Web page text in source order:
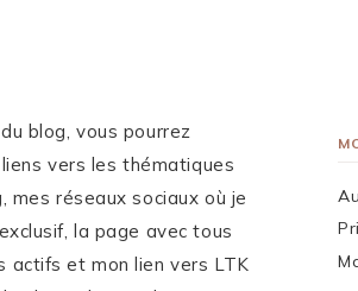
blog, vous pourrez
vers les thématiques
mes réseaux sociaux où je
la page avec tous
actifs et mon lien vers LTK